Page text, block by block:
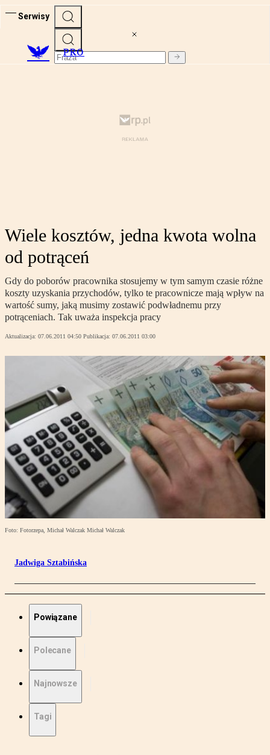
Serwisy
PRO
Wiele kosztów, jedna kwota wolna
od potrąceń
Gdy do poborów pracownika stosujemy w tym samym czasie różne
koszty uzyskania przychodów, tylko te pracownicze mają wpływ na
wartość sumy, jaką musimy zostawić podwładnemu przy
potrąceniach. Tak uważa inspekcja pracy
Aktualizacja: 07.06.2011 04:50 Publikacja: 07.06.2011 03:00
Foto: Fotorzepa, Michał Walczak Michał Walczak
Jadwiga Sztabińska
Powiązane
Polecane
Najnowsze
Tagi